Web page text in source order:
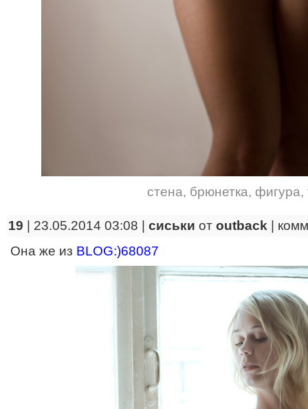
стена, брюнетка, фигура,
19 | 23.05.2014 03:08 | сиськи от outback
Она же из BLOG:)68087